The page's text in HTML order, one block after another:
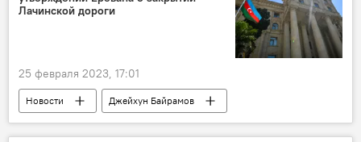
Лачинской дороги
25 февраля 2023, 17:01
Новости
Джейхун Байрамов
МИД Азербайджана
МККК